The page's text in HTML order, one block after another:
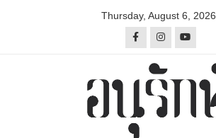
Thursday, August 6, 2026